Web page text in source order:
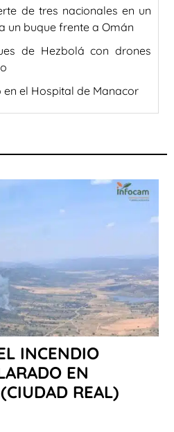
de tres nacionales en un
un buque frente a Omán
de Hezbolá con drones
el Hospital de Manacor
INCENDIO
EN
REAL)